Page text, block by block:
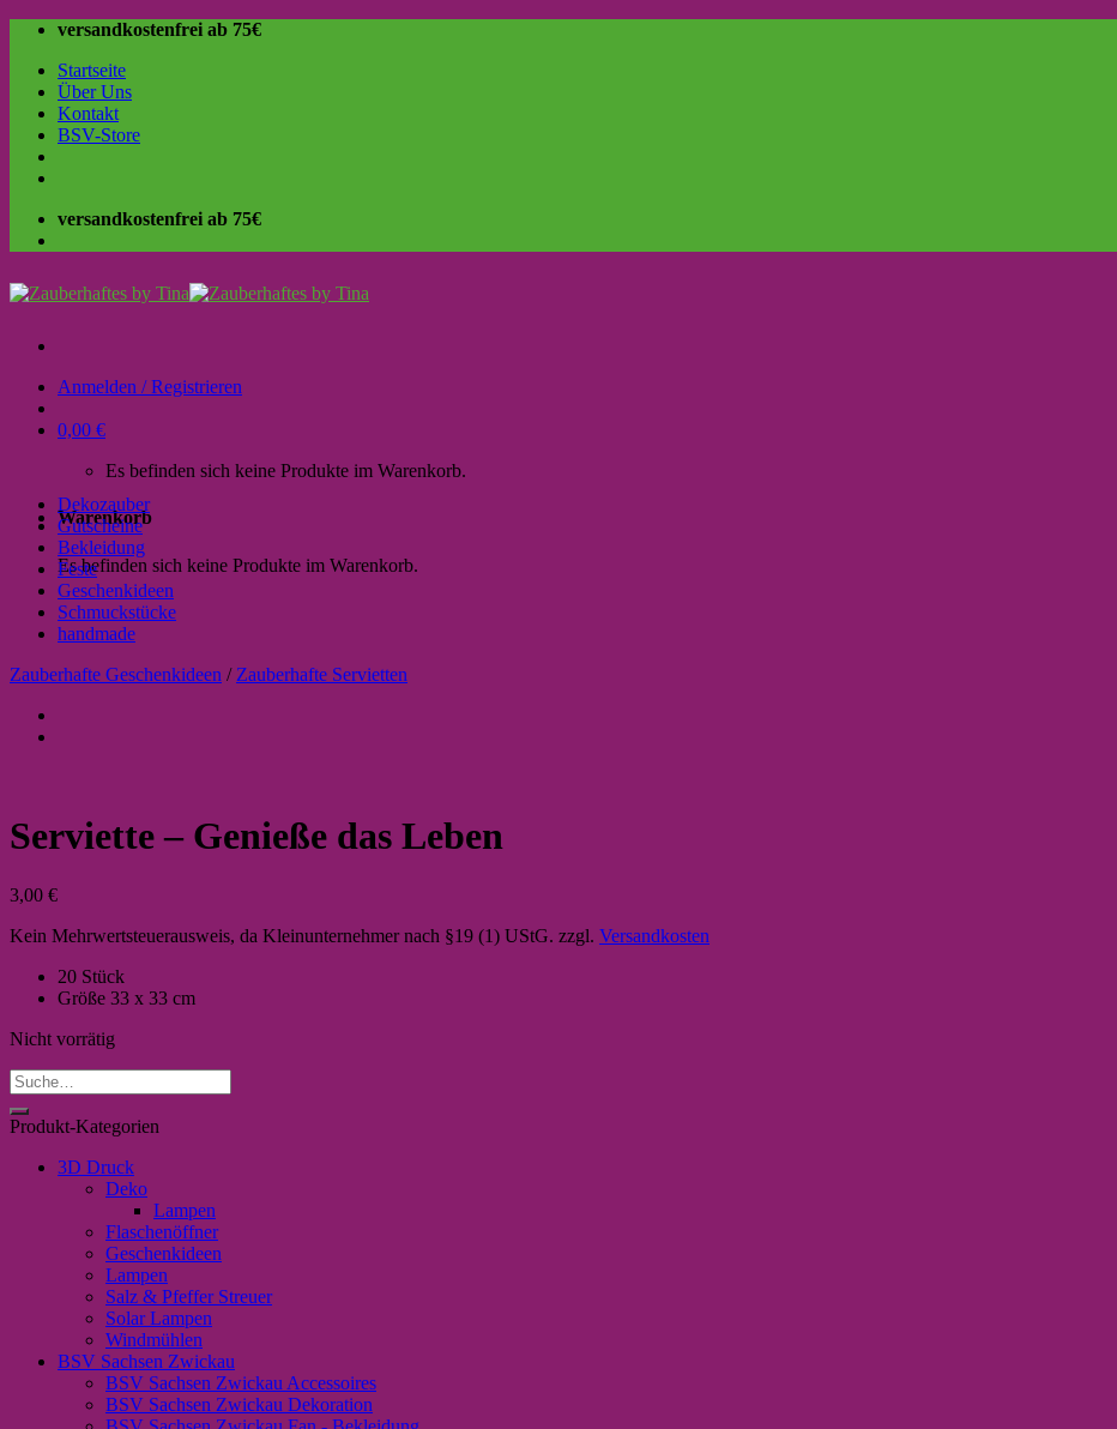
Skip
content
versandkostenfrei ab 75€
Startseite
Über Uns
Kontakt
BSV-Store
versandkostenfrei ab 75€
Anmelden / Registrieren
0,00 €
Es befinden sich keine Produkte im Warenkorb.
Warenkorb
Es befinden sich keine Produkte im Warenkorb.
Dekozauber
Gutscheine
Bekleidung
Feste
Geschenkideen
Schmuckstücke
handmade
Zauberhafte Geschenkideen / Zauberhafte Servietten
Serviette – Genieße das Leben
3,00 €
Kein Mehrwertsteuerausweis, da Kleinunternehmer nach §19 (1) UStG. zzgl. Versandkosten
20 Stück
Größe 33 x 33 cm
Nicht vorrätig
Suche
nach:
Produkt-Kategorien
3D Druck
Deko
Lampen
Flaschenöffner
Geschenkideen
Lampen
Salz & Pfeffer Streuer
Solar Lampen
Windmühlen
BSV Sachsen Zwickau
BSV Sachsen Zwickau Accessoires
BSV Sachsen Zwickau Dekoration